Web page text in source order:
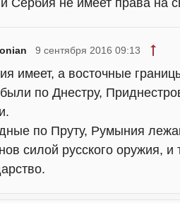
9 сентября 2016 09:13
имеет, а восточные
по Днестру,
по Пруту, Румыния
силой русского оружия, и